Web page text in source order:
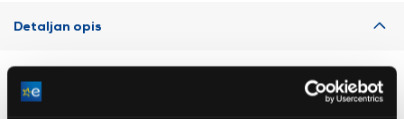
Detaljan opis